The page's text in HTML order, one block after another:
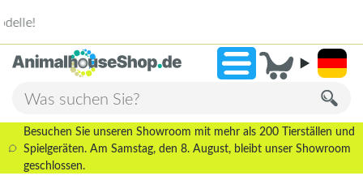
»2.238 Bewertungen!
Besuchen Sie unseren Showroom mit mehr als 200 Tierställen und
Spielgeräten. Am Samstag, den 8. August, bleibt unser Showroom
geschlossen.